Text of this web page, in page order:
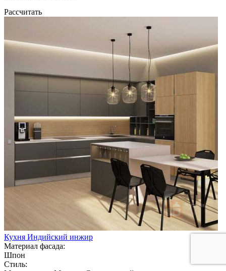
Рассчитать
Кухня Индийский инжир
Материал фасада:
Шпон
Стиль: